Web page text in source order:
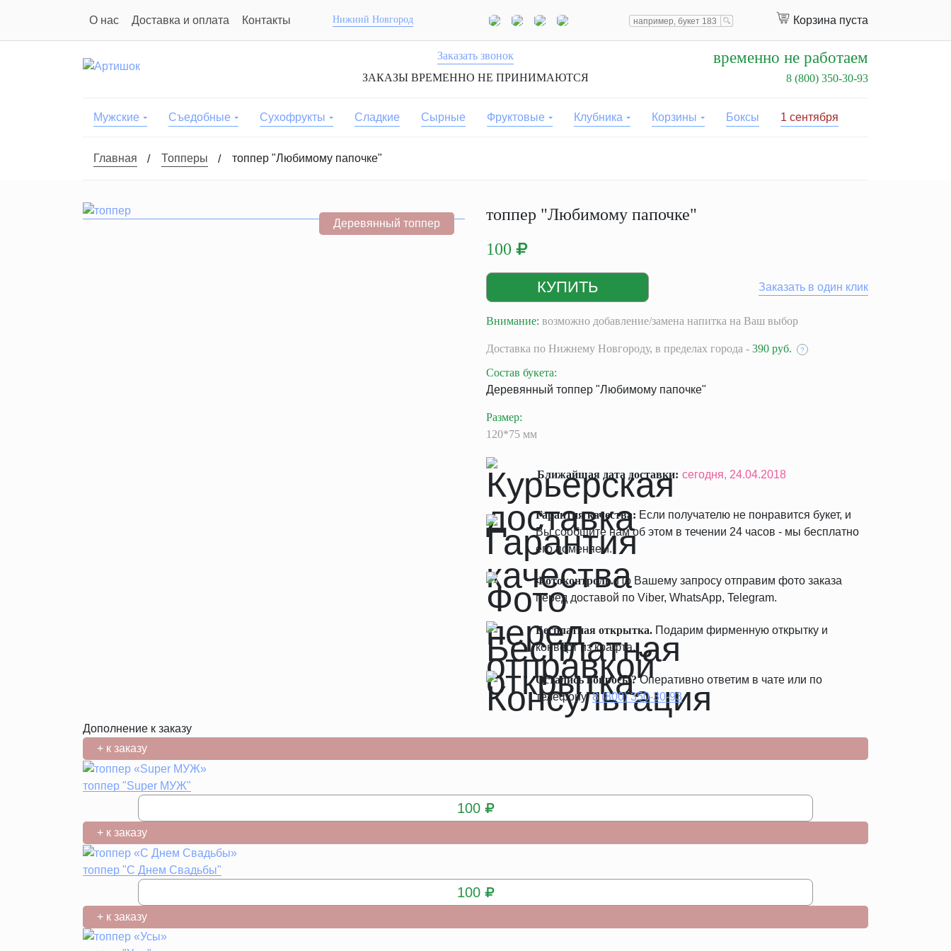
О нас Доставка и оплата Контакты Нижний Новгород Корзина пуста
Заказать звонок
ЗАКАЗЫ ВРЕМЕННО НЕ ПРИНИМАЮТСЯ
временно не работаем
8 (800) 350-30-93
Мужские Съедобные Сухофрукты Сладкие Сырные Фруктовые Клубника Корзины Боксы 1 сентября
Главная Топперы топпер "Любимому папочке"
Деревянный топпер
топпер "Любимому папочке"
100
Заказать в один клик
Внимание: возможно добавление/замена напитка на Ваш выбор
Доставка по Нижнему Новгороду, в пределах города - 390 руб. ?
Состав букета:
Деревянный топпер "Любимому папочке"
Размер:
120*75 мм
Ближайшая дата доставки: сегодня, 24.04.2018
Гарантия качества: Если получателю не понравится букет, и
Вы сообщите нам об этом в течении 24 часов - мы бесплатно
его поменяем.
Фотоконтроль.По Вашему запросу отправим фото заказа
перед доставой по Viber, WhatsApp, Telegram.
Бесплатная открытка. Подарим фирменную открытку и
конверт из крафта.
Остались вопросы?Оперативно ответим в чате или по
телефону:8 (800) 350-30-93
Дополнение к заказу
+ к заказу
топпер "Super МУЖ"
100
+ к заказу
топпер "С Днем Свадьбы"
100
+ к заказу